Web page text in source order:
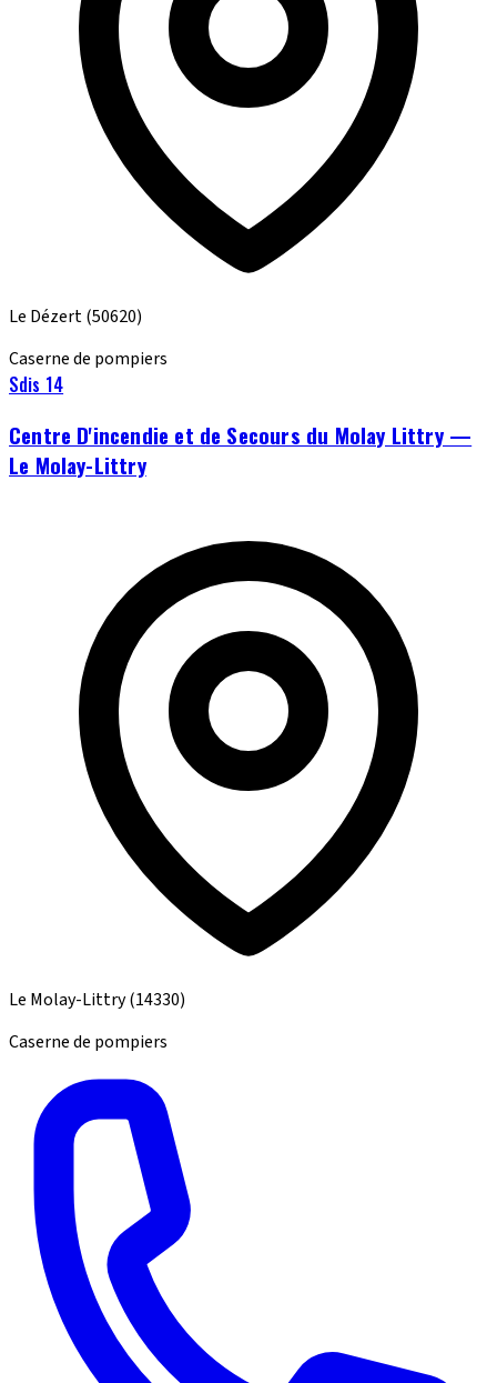
Le Dézert(50620)
Caserne de pompiers
Sdis 14
Centre D'incendie et de Secours du Molay Littry —
Le Molay-Littry
Le Molay-Littry(14330)
Caserne de pompiers